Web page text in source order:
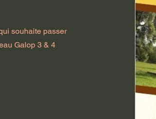
souhaite passer
Galop 3 & 4